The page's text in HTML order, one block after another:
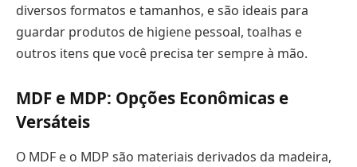
diversos formatos e tamanhos, e são ideais para
guardar produtos de higiene pessoal, toalhas e
outros itens que você precisa ter sempre à mão.
MDF e MDP: Opções Econômicas e
Versáteis
O MDF e o MDP são materiais derivados da madeira,